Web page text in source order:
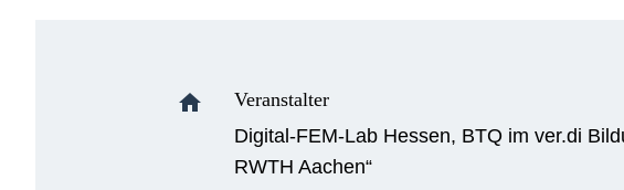
home
Veranstalter
Digital-FEM-Lab Hessen, BTQ im ver.di
RWTH Aachen“